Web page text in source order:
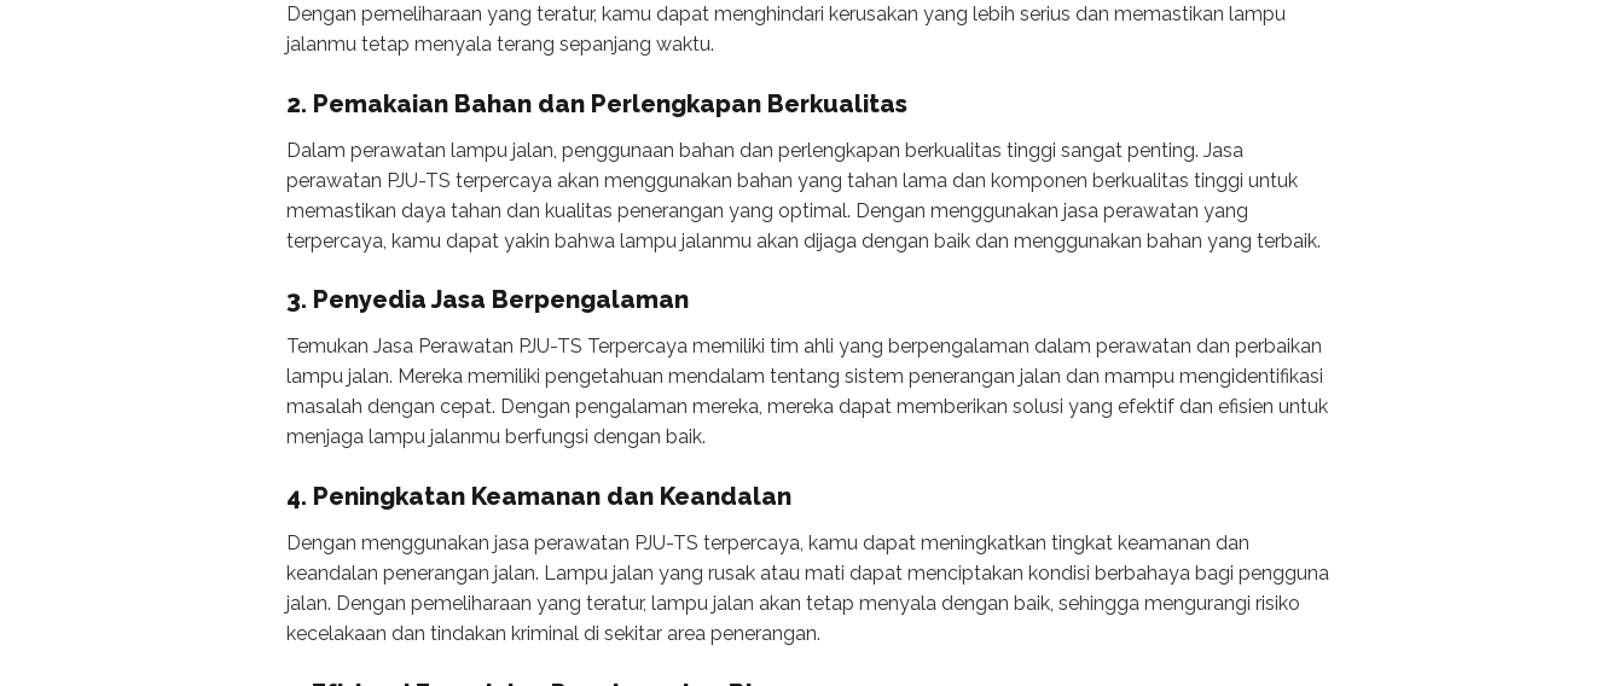
Dengan pemeliharaan yang teratur, kamu dapat menghindari kerusakan yang lebih serius dan memastikan lampu
jalanmu tetap menyala terang sepanjang waktu.
2. Pemakaian Bahan dan Perlengkapan Berkualitas
Dalam perawatan lampu jalan, penggunaan bahan dan perlengkapan berkualitas tinggi sangat penting. Jasa
perawatan PJU-TS terpercaya akan menggunakan bahan yang tahan lama dan komponen berkualitas tinggi untuk
memastikan daya tahan dan kualitas penerangan yang optimal. Dengan menggunakan jasa perawatan yang
terpercaya, kamu dapat yakin bahwa lampu jalanmu akan dijaga dengan baik dan menggunakan bahan yang terbaik.
3. Penyedia Jasa Berpengalaman
Temukan Jasa Perawatan PJU-TS Terpercaya memiliki tim ahli yang berpengalaman dalam perawatan dan perbaikan
lampu jalan. Mereka memiliki pengetahuan mendalam tentang sistem penerangan jalan dan mampu mengidentifikasi
masalah dengan cepat. Dengan pengalaman mereka, mereka dapat memberikan solusi yang efektif dan efisien untuk
menjaga lampu jalanmu berfungsi dengan baik.
4. Peningkatan Keamanan dan Keandalan
Dengan menggunakan jasa perawatan PJU-TS terpercaya, kamu dapat meningkatkan tingkat keamanan dan
keandalan penerangan jalan. Lampu jalan yang rusak atau mati dapat menciptakan kondisi berbahaya bagi pengguna
jalan. Dengan pemeliharaan yang teratur, lampu jalan akan tetap menyala dengan baik, sehingga mengurangi risiko
kecelakaan dan tindakan kriminal di sekitar area penerangan.